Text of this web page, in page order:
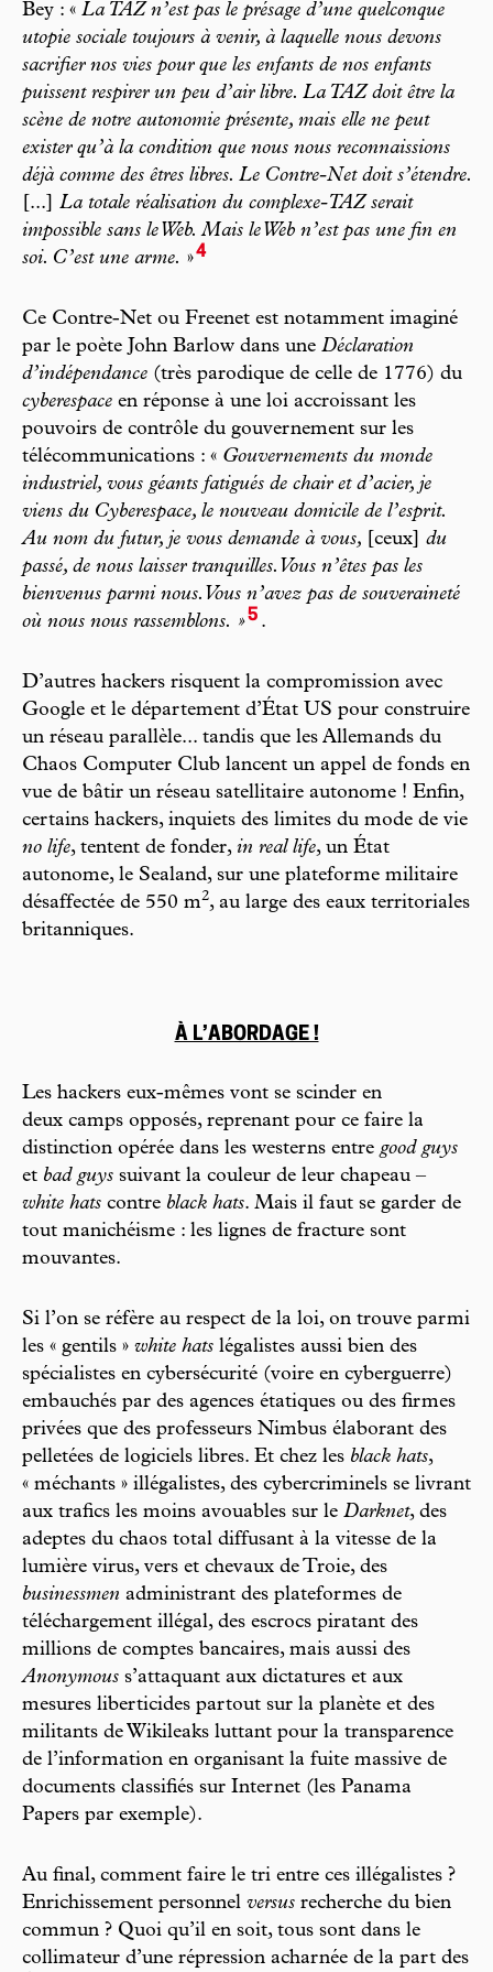
Bey : « La TAZ n’est pas le présage d’une quelconque
utopie sociale toujours à venir, à laquelle nous devons
sacrifier nos vies pour que les enfants de nos enfants
puissent respirer un peu d’air libre. La TAZ doit être la
scène de notre autonomie présente, mais elle ne peut
exister qu’à la condition que nous nous reconnaissions
déjà comme des êtres libres. Le Contre-Net doit s’étendre.
[...] La totale réalisation du complexe-TAZ serait
impossible sans le Web. Mais le Web n’est pas une fin en
soi. C’est une arme. »4
Ce Contre-Net ou Freenet est notamment imaginé
par le poète John Barlow dans une Déclaration
d’indépendance (très parodique de celle de 1776) du
cyberespace en réponse à une loi accroissant les
pouvoirs de contrôle du gouvernement sur les
télécommunications : « Gouvernements du monde
industriel, vous géants fatigués de chair et d’acier, je
viens du Cyberespace, le nouveau domicile de l’esprit.
Au nom du futur, je vous demande à vous,
[ceux] du
passé, de nous laisser tranquilles. Vous n’êtes pas les
bienvenus parmi nous. Vous n’avez pas de souveraineté
où nous nous rassemblons. »5 .
D’autres hackers risquent la compromission avec
Google et le département d’État US pour construire
un réseau parallèle... tandis que les Allemands du
Chaos Computer Club lancent un appel de fonds en
vue de bâtir un réseau satellitaire autonome ! Enfin,
certains hackers, inquiets des limites du mode de vie
no life, tentent de fonder, in real life, un État
autonome, le Sealand, sur une plateforme militaire
désaffectée de 550 m2, au large des eaux territoriales
britanniques.
À L’ABORDAGE !
Les hackers eux-mêmes vont se scinder en
deux camps opposés, reprenant pour ce faire la
distinction opérée dans les westerns entre good guys
et bad guys suivant la couleur de leur chapeau –
white hats contre black hats. Mais il faut se garder de
tout manichéisme : les lignes de fracture sont
mouvantes.
Si l’on se réfère au respect de la loi, on trouve parmi
les « gentils » white hats légalistes aussi bien des
spécialistes en cybersécurité (voire en cyberguerre)
embauchés par des agences étatiques ou des firmes
privées que des professeurs Nimbus élaborant des
pelletées de logiciels libres. Et chez les black hats,
« méchants » illégalistes, des cybercriminels se livrant
aux trafics les moins avouables sur le Darknet, des
adeptes du chaos total diffusant à la vitesse de la
lumière virus, vers et chevaux de Troie, des
businessmen administrant des plateformes de
téléchargement illégal, des escrocs piratant des
millions de comptes bancaires, mais aussi des
Anonymous s’attaquant aux dictatures et aux
mesures liberticides partout sur la planète et des
militants de Wikileaks luttant pour la transparence
de l’information en organisant la fuite massive de
documents classifiés sur Internet (les Panama
Papers par exemple).
Au final, comment faire le tri entre ces illégalistes ?
Enrichissement personnel versus recherche du bien
commun ? Quoi qu’il en soit, tous sont dans le
collimateur d’une répression acharnée de la part des